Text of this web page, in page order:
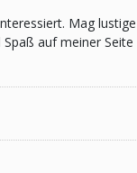
Mag
auf meiner Seite